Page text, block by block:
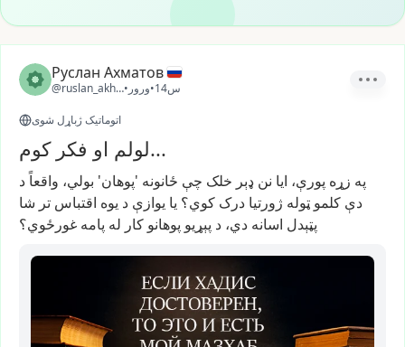
Руслан Ахматов
@ruslan_akhmatov1
• ورور• 14س
اتوماتیک ژباړل شوی
لولم او فکر کوم...
په زړه پورې، ایا نن ډېر خلک چې ځانونه 'پوهان' بولي، واقعاًد
دې کلمو ټوله ژورتیا درک کوي؟ یا یوازې د یوه اقتباس تر شا
پټېدل اسانه دي، د پېړیو پوهانو کار له پامه غورځوي؟